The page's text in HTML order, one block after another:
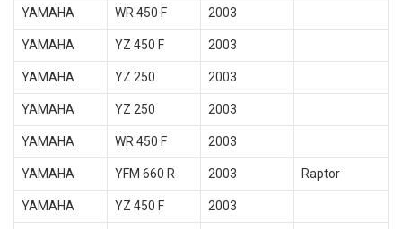
YAMAHA WR 450 F 2003
YAMAHA YZ 450 F 2003
YAMAHA YZ 250 2003
YAMAHA YZ 250 2003
YAMAHA WR 450 F 2003
YAMAHA YFM 660 R 2003 Raptor
YAMAHA YZ 450 F 2003